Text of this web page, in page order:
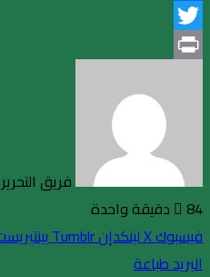
Facebook
Twitter
فريق التحرير
84
دقيقة واحدة
فيسبوكXلينكدإن
البريدطباعة